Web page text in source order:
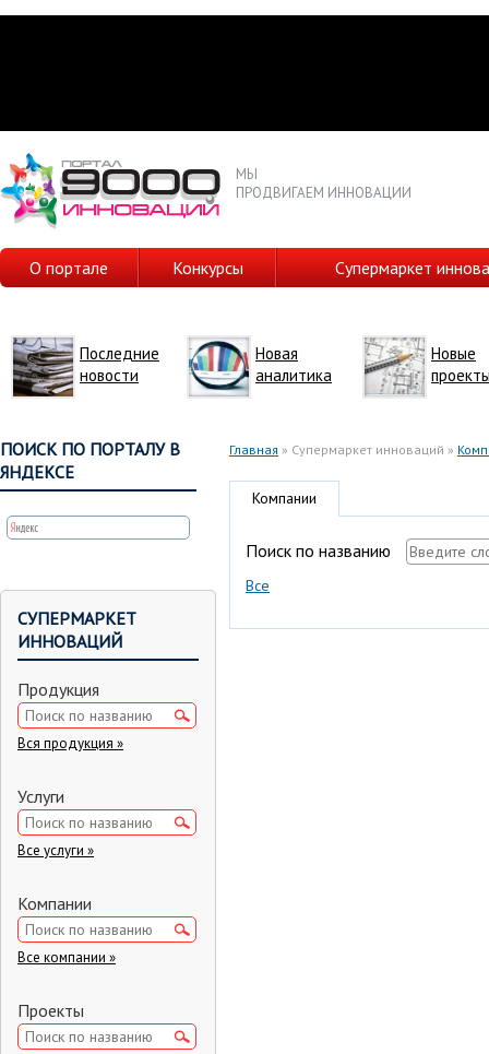
МЫ
ПРОДВИГАЕМ ИННОВАЦИИ
О портале Конкурсы Супермаркет
Последние
новости
Новая
аналитика
Новые
Вы здесь
Главная » Супермаркет инноваций »
Компании
Поиск по названию
Все
ПОИСК ПО ПОРТАЛУ В
ЯНДЕКСЕ
СУПЕРМАРКЕТ
ИННОВАЦИЙ
Продукция
Вся продукция »
Услуги
Все услуги »
Компании
Все компании »
Проекты